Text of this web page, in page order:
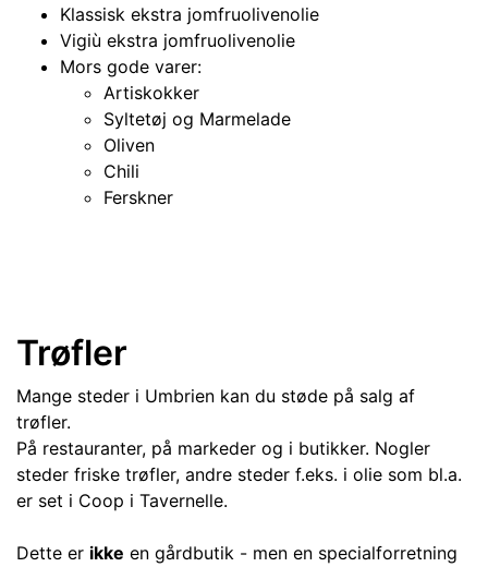
Klassisk ekstra jomfruolivenolie
Vigiù ekstra jomfruolivenolie
Mors gode varer:
Artiskokker
Syltetøj og Marmelade
Oliven
Chili
Ferskner
Trøfler
Mange steder i Umbrien kan du støde på salg af
trøfler.
På restauranter, på markeder og i butikker. Nogler
steder friske trøfler, andre steder f.eks. i olie som bl.a.
er set i Coop i Tavernelle.
Dette er ikke en gårdbutik - men en specialforretning